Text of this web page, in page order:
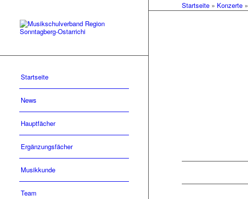
Startseite
News
Hauptfächer
Ergänzungsfächer
Musikkunde
Team
Startseite» Konzerte»